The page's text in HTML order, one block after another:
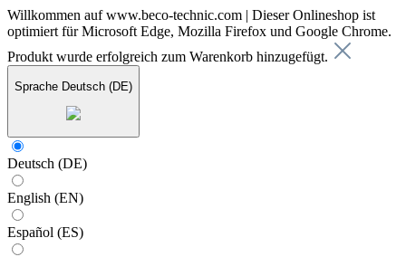
Willkommen auf www.beco-technic.com | Dieser Onlineshop ist
optimiert für Microsoft Edge, Mozilla Firefox und Google Chrome.
Produkt wurde erfolgreich zum Warenkorb hinzugefügt.
Sprache Deutsch (DE)
Deutsch (DE)
English (EN)
Español (ES)